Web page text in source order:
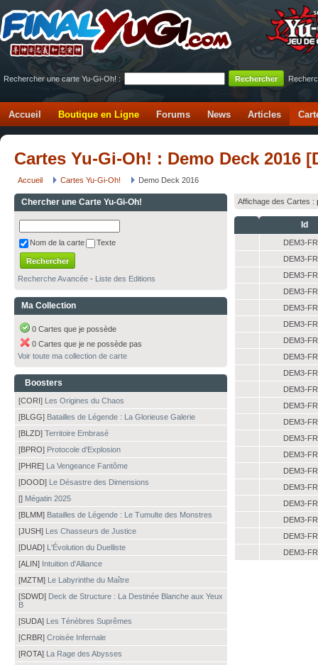
Rechercher une carte Yu-Gi-Oh! :
Accueil Boutique en Ligne Forums News Articles
Cartes Yu-Gi-Oh! : Demo Deck 2016
Accueil Cartes Yu-Gi-Oh! Demo Deck 2016
Chercher une Carte Yu-Gi-Oh!
Nom de la carte Texte
Recherche Avancée - Liste des Editions
Ma Collection
0 Cartes que je possède
0 Cartes que je ne possède pas
Voir toute ma collection de carte
Boosters
[CORI] Les Origines du Chaos
[BLGG] Batailles de Légende : La Glorieuse Galerie
[BLZD] Territoire Embrasé
[BPRO] Protocole d'Explosion
[PHRE] La Vengeance Fantôme
[DOOD] Le Désastre des Dimensions
[] Mégatin 2025
[BLMM] Batailles de Légende : Le Tumulte des Monstres
[JUSH] Les Chasseurs de Justice
[DUAD] L'Évolution du Duelliste
[ALIN] Intuition d'Alliance
[MZTM] Le Labyrinthe du Maître
[SDWD] Deck de Structure : La Destinée Blanche aux Yeux
B
[SUDA] Les Ténèbres Suprêmes
[CRBR] Croisée Infernale
[ROTA] La Rage des Abysses
Affichage des Cartes :
Id
DEM3-
DEM3-
DEM3-
DEM3-
DEM3-
DEM3-
DEM3-
DEM3-
DEM3-
DEM3-
DEM3-
DEM3-
DEM3-
DEM3-
DEM3-
DEM3-
DEM3-
DEM3-
DEM3-
DEM3-